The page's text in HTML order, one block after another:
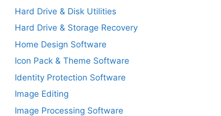
Hard Drive & Disk Utilities
Hard Drive & Storage Recovery
Home Design Software
Icon Pack & Theme Software
Identity Protection Software
Image Editing
Image Processing Software